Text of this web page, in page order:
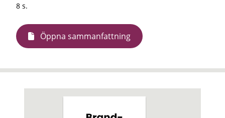
8 s.
Öppna sammanfattning